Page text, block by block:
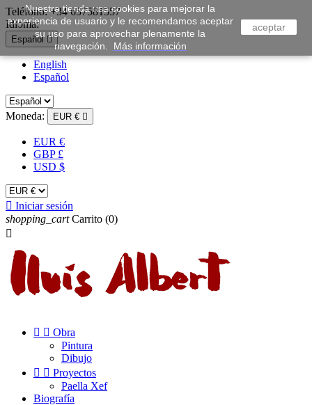
Teléfono:+34 657581557
Idioma:
Español 
English
Español
Moneda: EUR € 
EUR €
GBP £
USD $
 Iniciar sesión
shopping_cart Carrito (0)

  Obra
Pintura
Dibujo
  Proyectos
Paella Xef
Biografía
Nuestra tienda usa cookies para mejorar la
experiencia de usuario y le recomendamos aceptar
su uso para aprovechar plenamente la
navegación.
Más información
aceptar